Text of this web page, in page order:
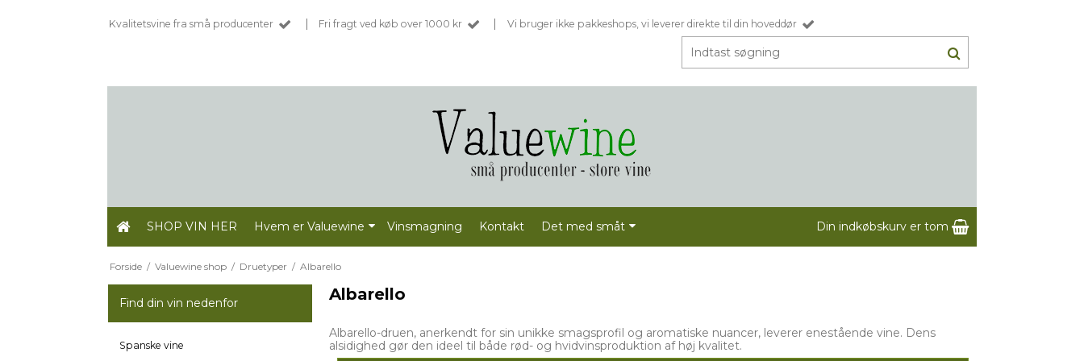
Kvalitetsvine fra små producenter | Fri fragt ved køb over 1000 kr | Vi bruger ikke pakkeshops, vi leverer direkte til din hoveddør
SHOP VIN HER Hvem er Valuewine Vinsmagning Kontakt Det med småt Din indkøbskurv er tom
Forside / Valuewine shop / Druetyper / Albarello
Find din vin nedenfor
Spanske vine
Albarello
Albarello-druen, anerkendt for sin unikke smagsprofil og aromatiske nuancer, leverer enestående vine. Dens
alsidighed gør den ideel til både rød- og hvidvinsproduktion af høj kvalitet.